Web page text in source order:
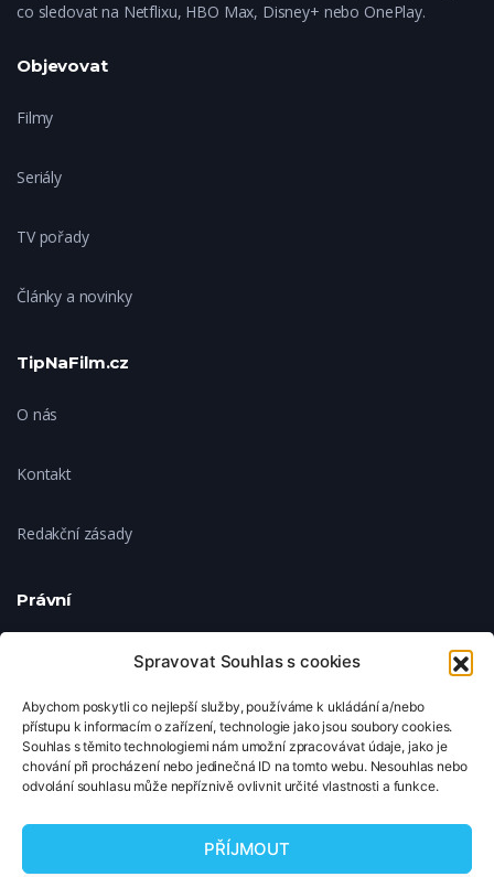
Spravovat Souhlas s cookies
Abychom poskytli co nejlepší služby, používáme k ukládání a/nebo
přístupu k informacím o zařízení, technologie jako jsou soubory cookies.
Souhlas s těmito technologiemi nám umožní zpracovávat údaje, jako je
chování při procházení nebo jedinečná ID na tomto webu. Nesouhlas nebo
odvolání souhlasu může nepříznivě ovlivnit určité vlastnosti a funkce.
PŘÍJMOUT
co sledovat na Netflixu, HBO Max, Disney+ nebo OnePlay.
Objevovat
Filmy
Seriály
TV pořady
Články a novinky
TipNaFilm.cz
O nás
Kontakt
Redakční zásady
Právní
Ochrana soukromí
Zásady cookies
Nastavení cookies
© 2026 TipNaFilm.cz. Všechna práva vyhrazena.